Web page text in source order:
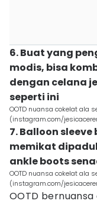
6. Buat yang
modis, bisa
dengan celana
seperti ini
OOTD nuansa cokelat ala
(instagram.com/
7. Balloon
memikat
ankle boots
OOTD nuansa cokelat ala
(instagram.com/
OOTD